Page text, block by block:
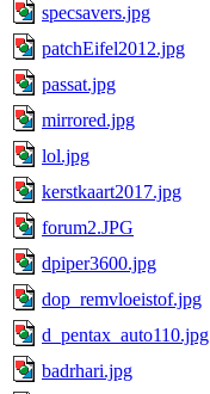
specsavers.jpg
patchEifel2012.jpg
passat.jpg
mirrored.jpg
lol.jpg
kerstkaart2017.jpg
forum2.JPG
dpiper3600.jpg
dop_remvloeistof.jpg
d_pentax_auto110.jpg
badrhari.jpg